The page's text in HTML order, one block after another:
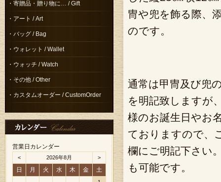
冑や兜を飾る際、
のです。
通常は甲冑及び兜
を明記致しますが
様のお誕生日やお
ておりますので、
欄にご明記下さい
も可能です。
・寄贈品・贈り物に… / Gift
・アート / Art
・バッグ / Bag
・ウォレット / Wallet
・ウォッチ / Watch
・その他 / Other
・カスタムオーダー / CustomOrder
営業日カレンダー
< 2026年8月 >
日 月 火 水 木 金 土